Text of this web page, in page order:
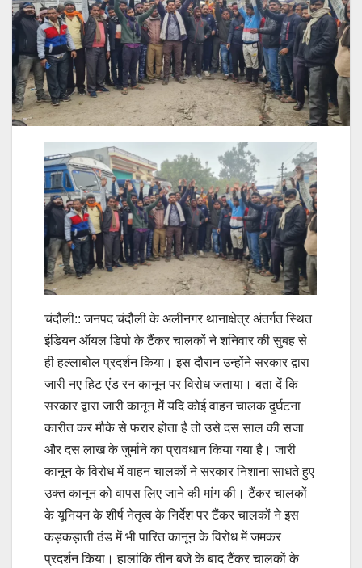
चंदौली:: जनपद चंदौली के अलीनगर थानाक्षेत्र अंतर्गत स्थित
इंडियन ऑयल डिपो के टैंकर चालकों ने शनिवार की सुबह से
ही हल्लाबोल प्रदर्शन किया। इस दौरान उन्होंने सरकार द्वारा
जारी नए हिट एंड रन कानून पर विरोध जताया। बता दें कि
सरकार द्वारा जारी कानून में यदि कोई वाहन चालक दुर्घटना
कारीत कर मौके से फरार होता है तो उसे दस साल की सजा
और दस लाख के जुर्माने का प्रावधान किया गया है। जारी
कानून के विरोध में वाहन चालकों ने सरकार निशाना साधते हुए
उक्त कानून को वापस लिए जाने की मांग की। टैंकर चालकों
के यूनियन के शीर्ष नेतृत्व के निर्देश पर टैंकर चालकों ने इस
कड़कड़ाती ठंड में भी पारित कानून के विरोध में जमकर
प्रदर्शन किया। हालांकि तीन बजे के बाद टैंकर चालकों के